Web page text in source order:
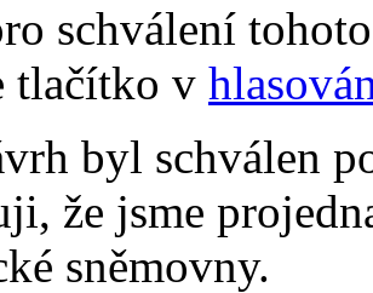
schválení
tlačítko v
byl schválen
že jsme
sněmovny.